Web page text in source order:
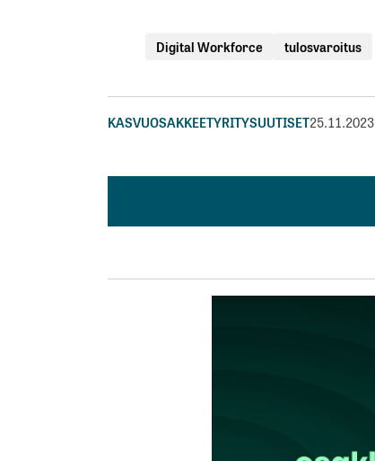
Digital Workforce tulosvaroitus
KASVUOSAKKEETYRITYSUUTISET25.11.2023